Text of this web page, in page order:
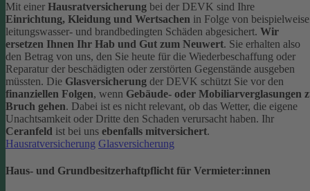
Mit einer Hausratversicherung bei der DEVK sind Ihre
Einrichtung, Kleidung und Wertsachen in Folge von beispielweise
leitungswasser- und brandbedingten Schäden abgesichert. Wir
ersetzen Ihnen Ihr Hab und Gut zum Neuwert. Sie erhalten also
den Betrag von uns, den Sie heute für die Wiederbeschaffung oder
Reparatur der beschädigten oder zerstörten Gegenstände ausgeben
müssten. Die Glasversicherung der DEVK schützt Sie vor den
finanziellen Folgen, wenn Gebäude- oder Mobiliarverglasungen
Bruch gehen. Dabei ist es nicht relevant, ob das Wetter, die eigene
Unachtsamkeit oder Dritte den Schaden verursacht haben. Ihr
Ceranfeld ist bei uns ebenfalls mitversichert.
Hausratversicherung Glasversicherung
Haus- und Grundbesitzerhaftpflicht für Vermieter:innen